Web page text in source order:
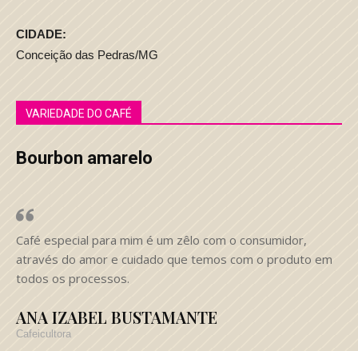
CIDADE:
Conceição das Pedras/MG
VARIEDADE DO CAFÉ
Bourbon amarelo
Café especial para mim é um zêlo com o consumidor,
através do amor e cuidado que temos com o produto em
todos os processos.
ANA IZABEL BUSTAMANTE
Cafeicultora